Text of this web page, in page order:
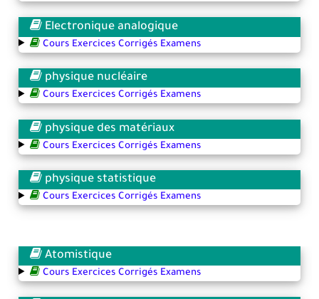
Electronique analogique
Cours Exercices Corrigés Examens
physique nucléaire
Cours Exercices Corrigés Examens
physique des matériaux
Cours Exercices Corrigés Examens
physique statistique
Cours Exercices Corrigés Examens
Atomistique
Cours Exercices Corrigés Examens